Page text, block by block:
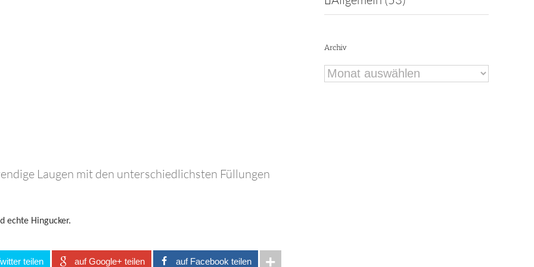
Laugen mit den unterschiedlichsten Füllungen
echte Hingucker.
teilen auf Google+ teilen auf Facebook teilen
Archiv
Archiv